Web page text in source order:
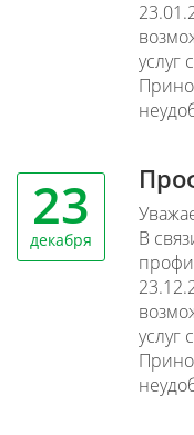
услуг
23
декабря
В
услуг